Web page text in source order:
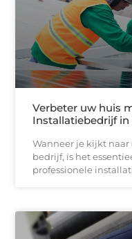
Verbeter uw huis
Installatiebedrijf in
Wanneer je kijkt
bedrijf, is het
professionele